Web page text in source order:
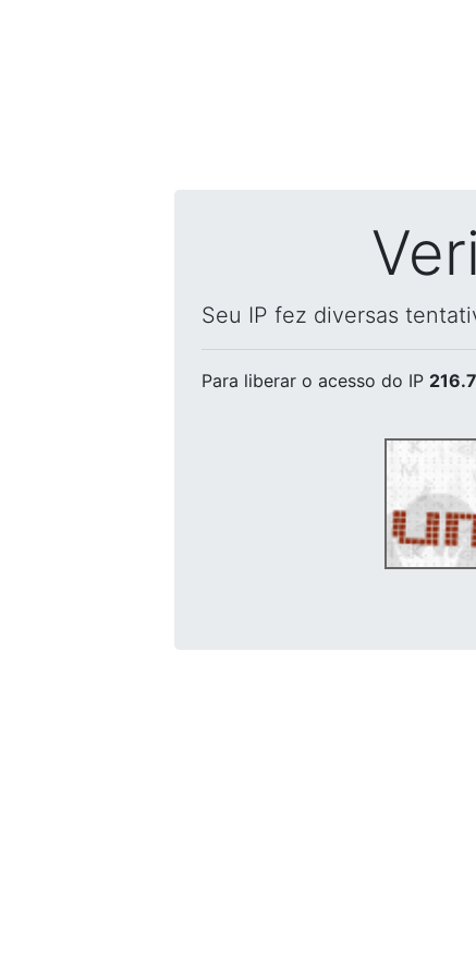
Seu IP fez diversas
Para liberar o acesso do IP